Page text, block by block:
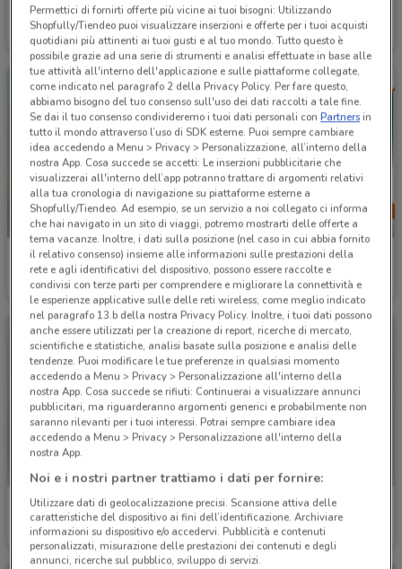
Lidl
Valido da giovedì 8.5 km
PENNY
Scade mercoledì
Sapore di Mare
Scade il 31/08 27.5 km
-1 GIORNO
Conad
Scade domani
Coop
Scade il 19/08 7.4 km
Coop
Scade il 19/08
Permettici di fornirti offerte più vicine ai tuoi bisogni: Utilizzando
Shopfully/Tiendeo puoi visualizzare inserzioni e offerte per i tuoi acquisti
quotidiani più attinenti ai tuoi gusti e al tuo mondo. Tutto questo è
possibile grazie ad una serie di strumenti e analisi effettuate in base alle
tue attività all'interno dell'applicazione e sulle piattaforme collegate,
come indicato nel paragrafo 2 della Privacy Policy. Per fare questo,
abbiamo bisogno del tuo consenso sull'uso dei dati raccolti a tale fine.
Se dai il tuo consenso condivideremo i tuoi dati personali conPartnersin
tutto il mondo attraverso l’uso di SDK esterne. Puoi sempre cambiare
idea accedendo a Menu > Privacy > Personalizzazione, all’interno della
nostra App. Cosa succede se accetti: Le inserzioni pubblicitarie che
visualizzerai all'interno dell’app potranno trattare di argomenti relativi
alla tua cronologia di navigazione su piattaforme esterne a
Shopfully/Tiendeo. Ad esempio, se un servizio a noi collegato ci informa
che hai navigato in un sito di viaggi, potremo mostrarti delle offerte a
tema vacanze. Inoltre, i dati sulla posizione (nel caso in cui abbia fornito
il relativo consenso) insieme alle informazioni sulle prestazioni della
rete e agli identificativi del dispositivo, possono essere raccolte e
condivisi con terze parti per comprendere e migliorare la connettività e
le esperienze applicative sulle delle reti wireless, come meglio indicato
nel paragrafo 13.b della nostra Privacy Policy. Inoltre, i tuoi dati possono
anche essere utilizzati per la creazione di report, ricerche di mercato,
scientifiche e statistiche, analisi basate sulla posizione e analisi delle
tendenze. Puoi modificare le tue preferenze in qualsiasi momento
accedendo a Menu > Privacy > Personalizzazione all'interno della
nostra App. Cosa succede se rifiuti: Continuerai a visualizzare annunci
pubblicitari, ma riguarderanno argomenti generici e probabilmente non
saranno rilevanti per i tuoi interessi. Potrai sempre cambiare idea
accedendo a Menu > Privacy > Personalizzazione all'interno della
nostra App.
Noi e i nostri partner trattiamo i dati per fornire:
Utilizzare dati di geolocalizzazione precisi. Scansione attiva delle
caratteristiche del dispositivo ai fini dell’identificazione. Archiviare
informazioni su dispositivo e/o accedervi. Pubblicità e contenuti
personalizzati, misurazione delle prestazioni dei contenuti e degli
annunci, ricerche sul pubblico, sviluppo di servizi.